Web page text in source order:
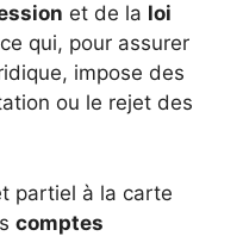
et de la loi
qui, pour assurer
impose des
ou le rejet des
partiel à la carte
comptes